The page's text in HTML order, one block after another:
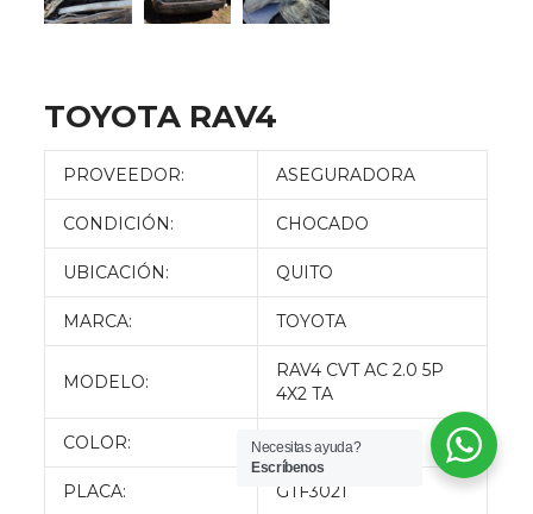
TOYOTA RAV4
PROVEEDOR: ASEGURADORA
CONDICIÓN: CHOCADO
UBICACIÓN: QUITO
MARCA: TOYOTA
MODELO:
RAV4 CVT AC 2.0 5P
4X2 TA
COLOR: BLANCO
PLACA: GTF3021
Necesitas ayuda?
Escríbenos